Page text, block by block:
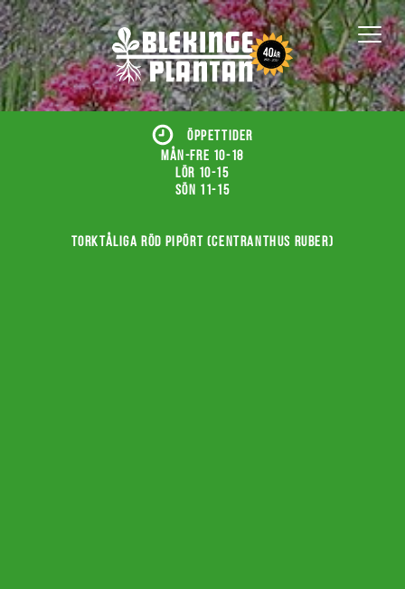
ÖPPETTIDER
Mån-fre 10-18
Lör 10-15
Sön 11-15
Torktåliga röd pipört (Centranthus ruber)